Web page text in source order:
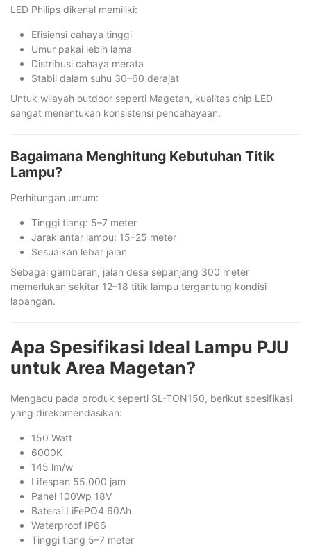
LED Philips dikenal memiliki:
Efisiensi cahaya tinggi
Umur pakai lebih lama
Distribusi cahaya merata
Stabil dalam suhu 30–60 derajat
Untuk wilayah outdoor seperti Magetan, kualitas chip LED
sangat menentukan konsistensi pencahayaan.
Bagaimana Menghitung Kebutuhan Titik
Lampu?
Perhitungan umum:
Tinggi tiang: 5–7 meter
Jarak antar lampu: 15–25 meter
Sesuaikan lebar jalan
Sebagai gambaran, jalan desa sepanjang 300 meter
memerlukan sekitar 12–18 titik lampu tergantung kondisi
lapangan.
Apa Spesifikasi Ideal Lampu PJU
untuk Area Magetan?
Mengacu pada produk seperti SL-TON150, berikut spesifikasi
yang direkomendasikan:
150 Watt
6000K
145 lm/w
Lifespan 55.000 jam
Panel 100Wp 18V
Baterai LiFePO4 60Ah
Waterproof IP66
Tinggi tiang 5–7 meter